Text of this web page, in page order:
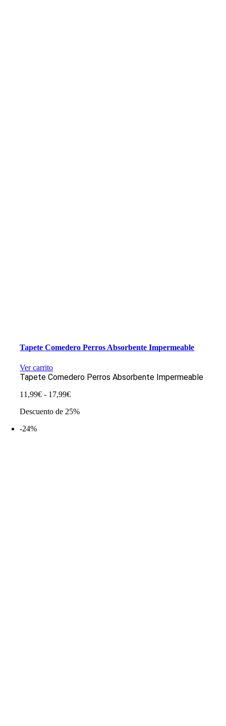
Tapete Comedero Perros Absorbente Impermeable
Ver carrito
Tapete Comedero Perros Absorbente Impermeable
11,99€ - 17,99€Rango
precios:
Descuento de 25%
-24%